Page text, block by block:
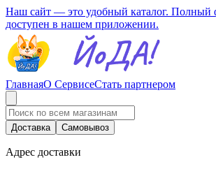
Наш сайт — это удобный каталог. Полный
доступен в нашем приложении.
ГлавнаяО СервисеСтать партнером
Доставка Самовывоз
Адрес доставки